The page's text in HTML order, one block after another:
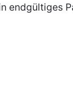
endgültiges